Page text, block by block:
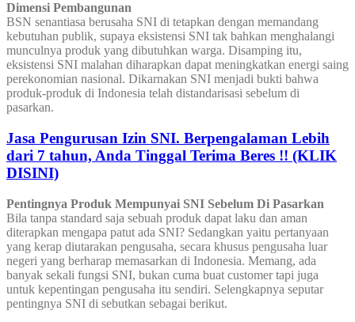
Dimensi Pembangunan
BSN senantiasa berusaha SNI di tetapkan dengan memandang
kebutuhan publik, supaya eksistensi SNI tak bahkan menghalangi
munculnya produk yang dibutuhkan warga. Disamping itu,
eksistensi SNI malahan diharapkan dapat meningkatkan energi saing
perekonomian nasional. Dikarnakan SNI menjadi bukti bahwa
produk-produk di Indonesia telah distandarisasi sebelum di
pasarkan.
Jasa Pengurusan Izin SNI. Berpengalaman Lebih
dari 7 tahun, Anda Tinggal Terima Beres !! (KLIK
DISINI)
Pentingnya Produk Mempunyai SNI Sebelum Di Pasarkan
Bila tanpa standard saja sebuah produk dapat laku dan aman
diterapkan mengapa patut ada SNI? Sedangkan yaitu pertanyaan
yang kerap diutarakan pengusaha, secara khusus pengusaha luar
negeri yang berharap memasarkan di Indonesia. Memang, ada
banyak sekali fungsi SNI, bukan cuma buat customer tapi juga
untuk kepentingan pengusaha itu sendiri. Selengkapnya seputar
pentingnya SNI di sebutkan sebagai berikut.